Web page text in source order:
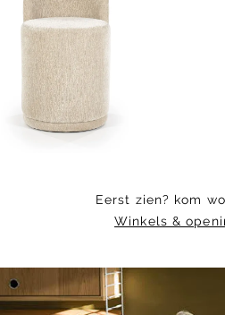
Eerst zien? kom
Winkels &